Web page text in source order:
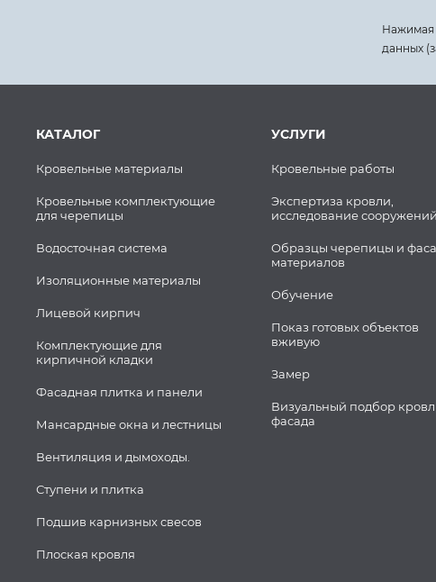
Нажимая
данных
КАТАЛОГ
Кровельные материалы
Кровельные комплектующие
для черепицы
Водосточная система
Изоляционные материалы
Лицевой кирпич
Комплектующие для
кирпичной кладки
Фасадная плитка и панели
Мансардные окна и лестницы
Вентиляция и дымоходы.
Ступени и плитка
Подшив карнизных свесов
Плоская кровля
УСЛУГИ
Кровельные работы
Экспертиза кровли,
исследование сооружений
Образцы черепицы и
материалов
Обучение
Показ готовых объектов
вживую
Замер
Визуальный подбор
фасада